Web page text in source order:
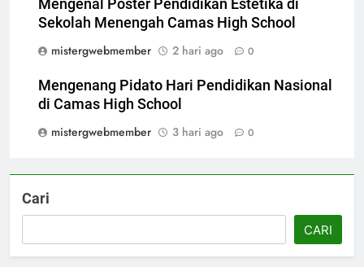
Mengenal Poster Pendidikan Estetika di
Sekolah Menengah Camas High School
mistergwebmember
2 hari ago 0
Mengenang Pidato Hari Pendidikan Nasional
di Camas High School
mistergwebmember
3 hari ago 0
Cari
CARI